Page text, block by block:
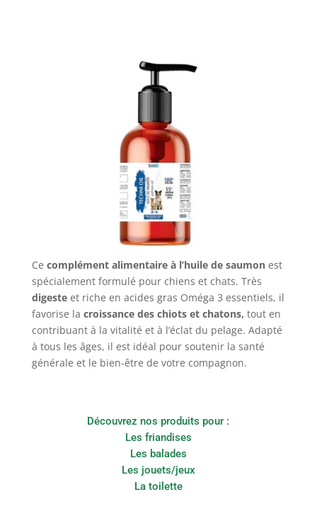
Ce complément alimentaire à l’huile de saumonest
spécialement formulé pour chiens et chats. Très
digesteet riche en acides gras Oméga 3 essentiels, il
favorise la croissance des chiots et chatons, tout en
contribuant à la vitalité et à l’éclat du pelage. Adapté
à tous les âges, il est idéal pour soutenir la santé
générale et le bien-être de votre compagnon.
Découvrez nos produits pour :
Les friandises
Les balades
Les jouets/jeux
La toilette